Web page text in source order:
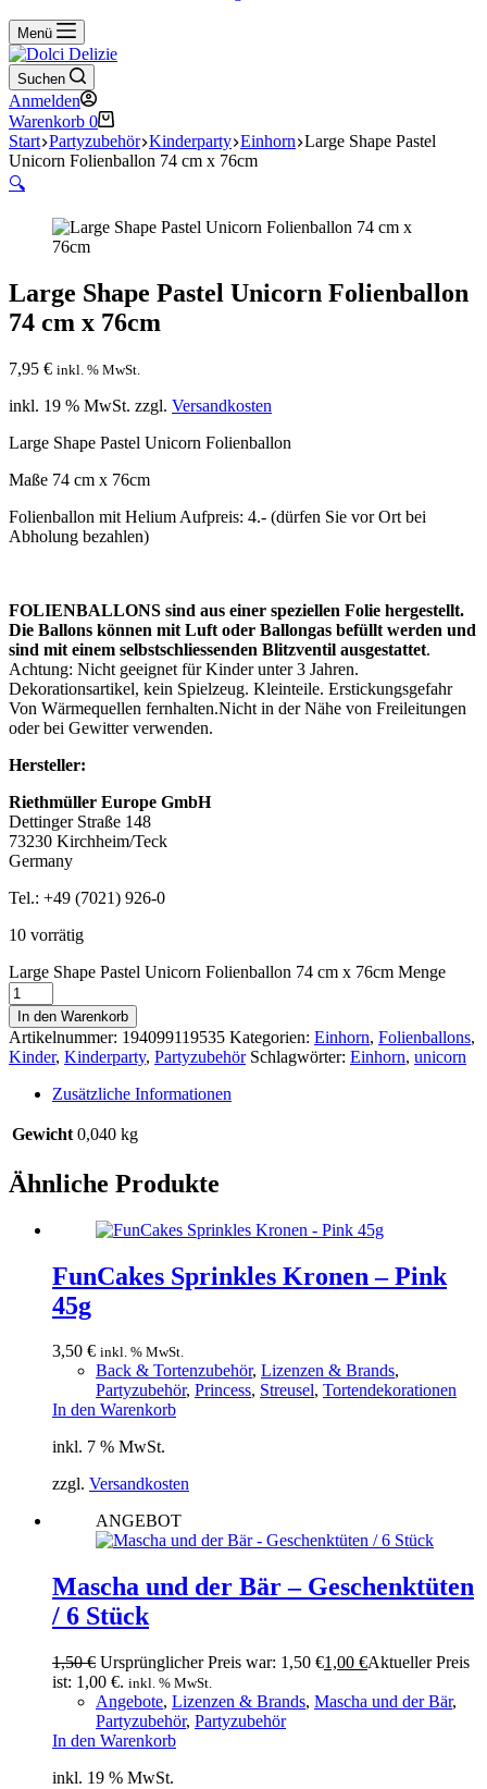
Menü
Suchen
Anmelden
Warenkorb 0
Start Partyzubehör Kinderparty Einhorn Large Shape Pastel
Unicorn Folienballon 74 cm x 76cm
🔍
Large Shape Pastel Unicorn Folienballon
74 cm x 76cm
7,95 € inkl. % MwSt.
inkl. 19 % MwSt. zzgl. Versandkosten
Large Shape Pastel Unicorn Folienballon
Maße 74 cm x 76cm
Folienballon mit Helium Aufpreis: 4.- (dürfen Sie vor Ort bei
Abholung bezahlen)
FOLIENBALLONS sind aus einer speziellen Folie hergestellt.
Die Ballons können mit Luft oder Ballongas befüllt werden und
sind mit einem selbstschliessenden Blitzventil ausgestattet.
Achtung: Nicht geeignet für Kinder unter 3 Jahren.
Dekorationsartikel, kein Spielzeug. Kleinteile. Erstickungsgefahr
Von Wärmequellen fernhalten.Nicht in der Nähe von Freileitungen
oder bei Gewitter verwenden.
Hersteller:
Riethmüller Europe GmbH
Dettinger Straße 148
73230 Kirchheim/Teck
Germany
Tel.: +49 (7021) 926-0
10 vorrätig
Large Shape Pastel Unicorn Folienballon 74 cm x 76cm Menge
In den Warenkorb
Artikelnummer: 194099119535 Kategorien: Einhorn, Folienballons,
Kinder, Kinderparty, Partyzubehör Schlagwörter: Einhorn, unicorn
Zusätzliche Informationen
Gewicht 0,040 kg
Ähnliche Produkte
FunCakes Sprinkles Kronen – Pink
45g
3,50 € inkl. % MwSt.
Back & Tortenzubehör, Lizenzen & Brands,
Partyzubehör, Princess, Streusel, Tortendekorationen
In den Warenkorb
inkl. 7 % MwSt.
zzgl. Versandkosten
ANGEBOT
Mascha und der Bär – Geschenktüten
/ 6 Stück
1,50€ Ursprünglicher Preis war: 1,50 €1,00 €Aktueller Preis
ist: 1,00 €. inkl. % MwSt.
Angebote, Lizenzen & Brands, Mascha und der Bär,
Partyzubehör, Partyzubehör
In den Warenkorb
inkl. 19 % MwSt.